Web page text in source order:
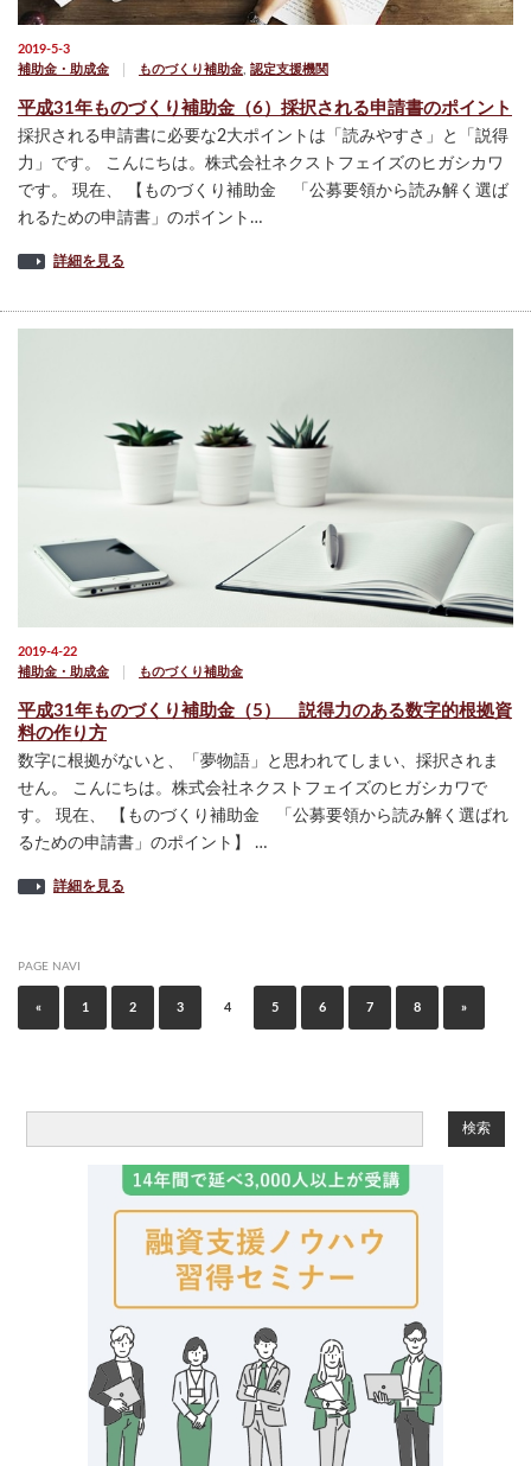
2019-5-3
補助金・助成金
ものづくり補助金 認定支援機関
平成31年ものづくり補助金（6）採択される申請書のポイント
採択される申請書に必要な2大ポイントは「読みやすさ」と「説得
力」です。 こんにちは。株式会社ネクストフェイズのヒガシカワ
です。 現在、 【ものづくり補助金 「公募要領から読み解く選ば
れるための申請書」のポイント…
詳細を見る
2019-4-22
補助金・助成金
ものづくり補助金
平成31年ものづくり補助金（5） 説得力のある数字的根拠資
料の作り方
数字に根拠がないと、「夢物語」と思われてしまい、採択されま
せん。 こんにちは。株式会社ネクストフェイズのヒガシカワで
す。 現在、 【ものづくり補助金 「公募要領から読み解く選ばれ
るための申請書」のポイント】 …
詳細を見る
PAGE NAVI
« 1 2 3 4 5 6 7 8 »